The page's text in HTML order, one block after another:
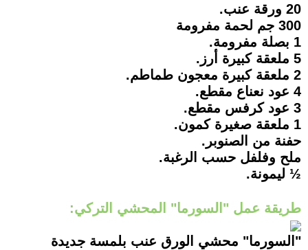
20 ورقة عنب.
300 جم لحمة مفرومة
1 بصلة مفرومة.
5 ملعقة كبيرة أرز.
2 ملعقة كبيرة معجون طماطم.
4 عود نعناع مقطع.
3 عود كرفس مقطع.
1 ملعقة صغيرة كمون.
حفنة من الصنوبر.
ملح وفلفل حسب الرغبة.
½ ليمونة.
طريقة عمل "السورما" المحشي التركي:
"السورما" محشي الورق عنب بلمسة جديدة